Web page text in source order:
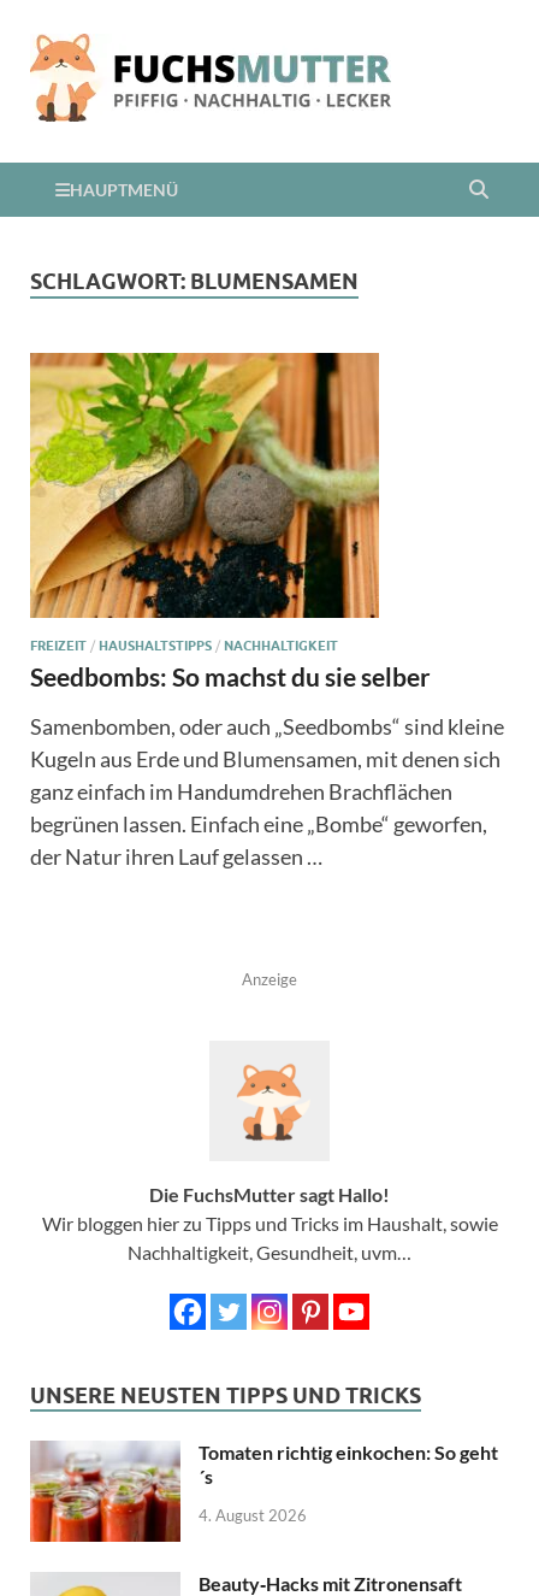
HAUPTMENÜ
SCHLAGWORT: BLUMENSAMEN
FREIZEIT / HAUSHALTSTIPPS / NACHHALTIGKEIT
Seedbombs: So machst du sie selber
Samenbomben, oder auch „Seedbombs“ sind kleine
Kugeln aus Erde und Blumensamen, mit denen sich
ganz einfach im Handumdrehen Brachflächen
begrünen lassen. Einfach eine „Bombe“ geworfen,
der Natur ihren Lauf gelassen …
Anzeige
Die FuchsMutter sagt Hallo!
Wir bloggen hier zu Tipps und Tricks im Haushalt, sowie
Nachhaltigkeit, Gesundheit, uvm…
UNSERE NEUSTEN TIPPS UND TRICKS
Tomaten richtig einkochen: So geht
´s
4. August 2026
Beauty‑Hacks mit Zitronensaft